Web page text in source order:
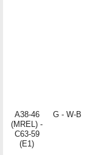
A38-46
(MREL) -
C63-59
(E1)
G - W-B